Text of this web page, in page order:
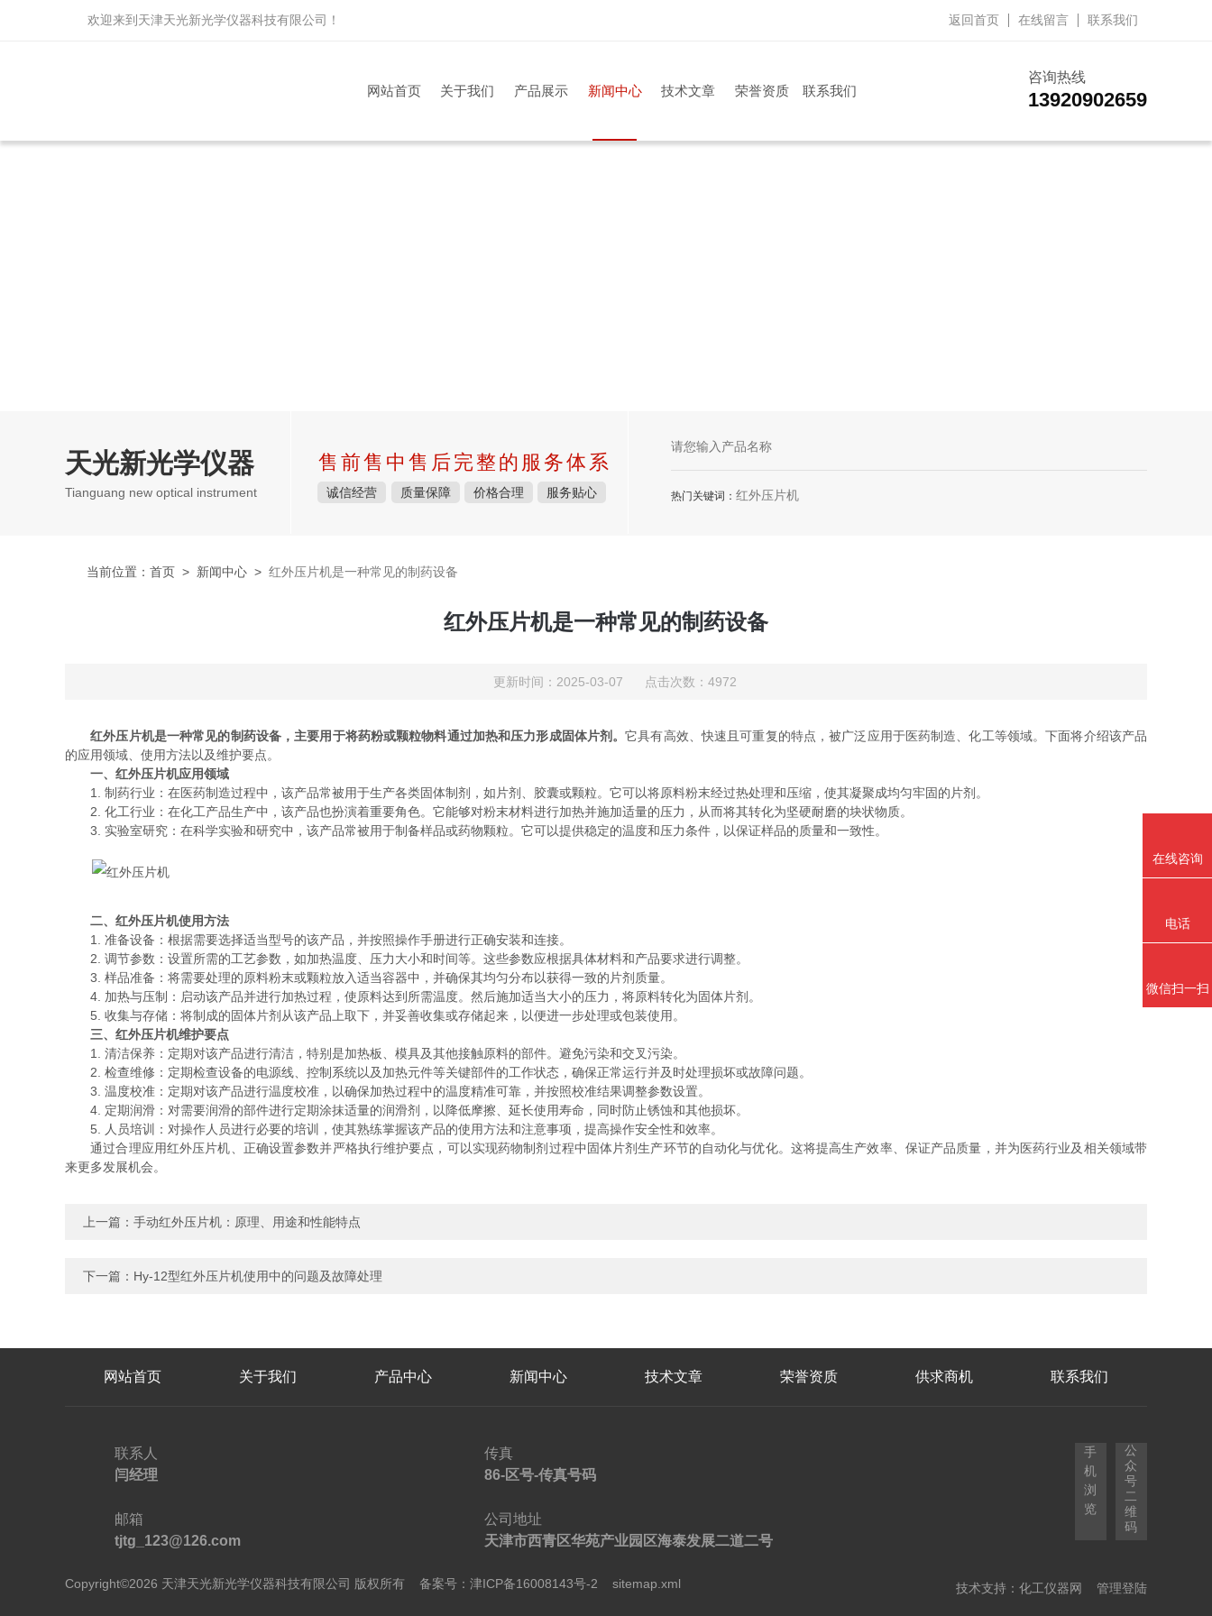
欢迎来到 天津天光新光学仪器科技有限公司 ！ 返回首页 在线留言 联系我们
咨询热线
13920902659
网站首页 关于我们 产品展示 新闻中心 技术文章 荣誉资质 联系我们
天光新光学仪器
Tianguang new optical instrument
售前售中售后完整的服务体系
诚信经营 质量保障 价格合理 服务贴心 热门关键词： 红外压片机
当前位置： 首页 > 新闻中心 > 红外压片机是一种常见的制药设备
红外压片机是一种常见的制药设备
更新时间：2025-03-07 点击次数：4972
红外压片机是一种常见的制药设备，主要用于将药粉或颗粒物料通过加热和压力形成固体片剂。它具有高效、快速且可重复的特点，被广泛应用于医药制造、化工等领域。下面将介绍该产品
的应用领域、使用方法以及维护要点。
一、红外压片机应用领域
1. 制药行业：在医药制造过程中，该产品常被用于生产各类固体制剂，如片剂、胶囊或颗粒。它可以将原料粉末经过热处理和压缩，使其凝聚成均匀牢固的片剂。
2. 化工行业：在化工产品生产中，该产品也扮演着重要角色。它能够对粉末材料进行加热并施加适量的压力，从而将其转化为坚硬耐磨的块状物质。
3. 实验室研究：在科学实验和研究中，该产品常被用于制备样品或药物颗粒。它可以提供稳定的温度和压力条件，以保证样品的质量和一致性。
二、红外压片机使用方法
1. 准备设备：根据需要选择适当型号的该产品，并按照操作手册进行正确安装和连接。
2. 调节参数：设置所需的工艺参数，如加热温度、压力大小和时间等。这些参数应根据具体材料和产品要求进行调整。
3. 样品准备：将需要处理的原料粉末或颗粒放入适当容器中，并确保其均匀分布以获得一致的片剂质量。
4. 加热与压制：启动该产品并进行加热过程，使原料达到所需温度。然后施加适当大小的压力，将原料转化为固体片剂。
5. 收集与存储：将制成的固体片剂从该产品上取下，并妥善收集或存储起来，以便进一步处理或包装使用。
三、红外压片机维护要点
1. 清洁保养：定期对该产品进行清洁，特别是加热板、模具及其他接触原料的部件。避免污染和交叉污染。
2. 检查维修：定期检查设备的电源线、控制系统以及加热元件等关键部件的工作状态，确保正常运行并及时处理损坏或故障问题。
3. 温度校准：定期对该产品进行温度校准，以确保加热过程中的温度精准可靠，并按照校准结果调整参数设置。
4. 定期润滑：对需要润滑的部件进行定期涂抹适量的润滑剂，以降低摩擦、延长使用寿命，同时防止锈蚀和其他损坏。
5. 人员培训：对操作人员进行必要的培训，使其熟练掌握该产品的使用方法和注意事项，提高操作安全性和效率。
通过合理应用红外压片机、正确设置参数并严格执行维护要点，可以实现药物制剂过程中固体片剂生产环节的自动化与优化。这将提高生产效率、保证产品质量，并为医药行业及相关领域带
来更多发展机会。
上一篇： 手动红外压片机：原理、用途和性能特点
下一篇： Hy-12型红外压片机使用中的问题及故障处理
网站首页 关于我们 产品中心 新闻中心 技术文章 荣誉资质 供求商机 联系我们
联系人
闫经理
传真
86-区号-传真号码
邮箱
tjtg_123@126.com
公司地址
天津市西青区华苑产业园区海泰发展二道二号
手
机
浏
览
公
众
号
二
维
码
Copyright©2026 天津天光新光学仪器科技有限公司 版权所有 备案号：津ICP备16008143号-2 sitemap.xml 技术支持： 化工仪器网 管理登陆
在线咨询
电话
微信扫一扫